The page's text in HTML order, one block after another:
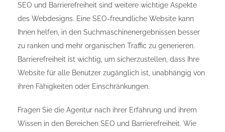
SEO und Barrierefreiheit sind weitere wichtige Aspekte
des Webdesigns. Eine SEO-freundliche Website kann
Ihnen helfen, in den Suchmaschinenergebnissen besser
zu ranken und mehr organischen Traffic zu generieren.
Barrierefreiheit ist wichtig, um sicherzustellen, dass Ihre
Website für alle Benutzer zugänglich ist, unabhängig von
ihren Fähigkeiten oder Einschränkungen.
Fragen Sie die Agentur nach ihrer Erfahrung und ihrem
Wissen in den Bereichen SEO und Barrierefreiheit. Wie